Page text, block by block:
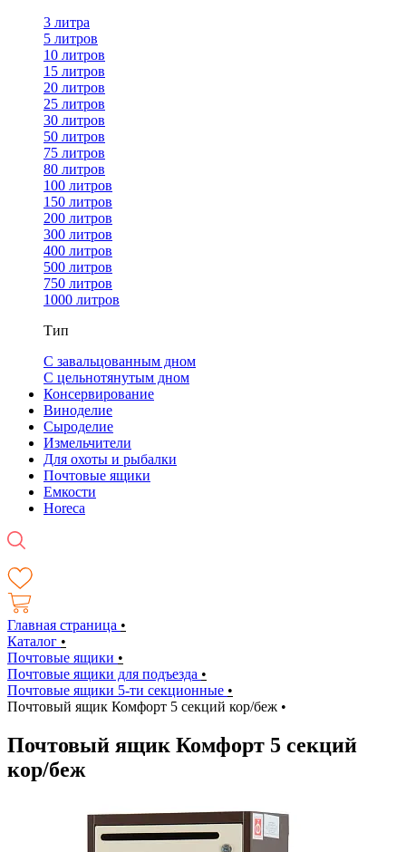
3 литра
5 литров
10 литров
15 литров
20 литров
25 литров
30 литров
50 литров
75 литров
80 литров
100 литров
150 литров
200 литров
300 литров
400 литров
500 литров
750 литров
1000 литров
Тип
С завальцованным дном
С цельнотянутым дном
Консервирование
Виноделие
Сыроделие
Измельчители
Для охоты и рыбалки
Почтовые ящики
Емкости
Horeca
Главная страница •
Каталог •
Почтовые ящики •
Почтовые ящики для подъезда •
Почтовые ящики 5-ти секционные •
Почтовый ящик Комфорт 5 секций кор/беж •
Почтовый ящик Комфорт 5 секций
кор/беж